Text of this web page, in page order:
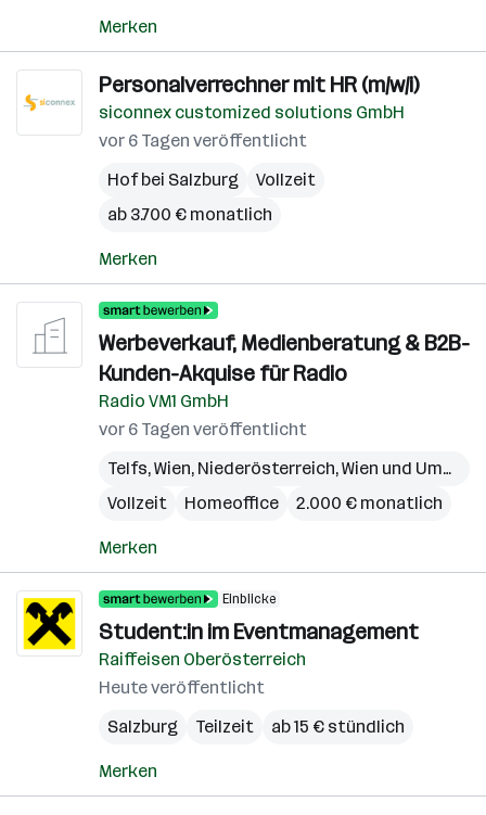
Merken
Personalverrechner mit HR (m/w/i)
siconnex customized solutions GmbH
vor 6 Tagen veröffentlicht
Hof bei Salzburg
Vollzeit
ab 3.700 € monatlich
Merken
Werbeverkauf, Medienberatung & B2B-
Kunden-Akquise für Radio
Radio VM1 GmbH
vor 6 Tagen veröffentlicht
Telfs,Wien, Niederösterreich,Wien und Umgebung
Vollzeit
Homeoffice 2.000 € monatlich
Merken
Einblicke
Student:in im Eventmanagement
Raiffeisen Oberösterreich
Heute veröffentlicht
Salzburg
Teilzeit ab 15 € stündlich
Merken